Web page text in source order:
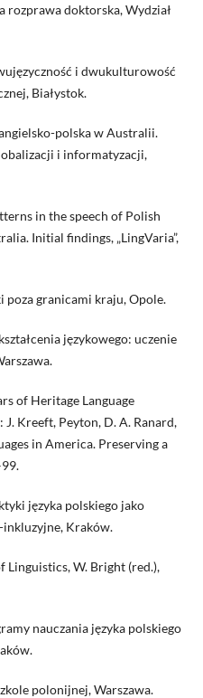
doktorska, Wydział
i dwukulturowość
Białystok.
polska w Australii.
i informatyzacji,
in the speech of Polish
Initial findings, „LingVaria”,
poza granicami kraju, Opole.
językowego: uczenie
of Heritage Language
Kreeft, Peyton, D. A. Ranard,
in America. Preserving a
języka polskiego jako
Kraków.
Linguistics, W. Bright (red.),
nauczania języka polskiego
polonijnej, Warszawa.